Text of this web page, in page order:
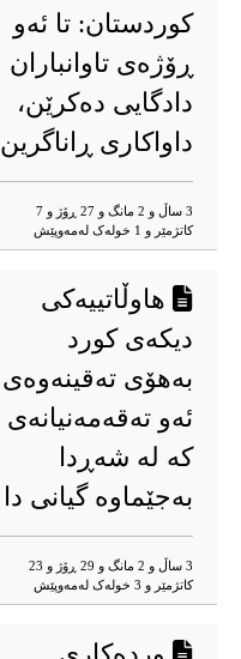
کوردستان: تا ئەو
ڕۆژەی تاوانباران
دادگایی دەکرێن،
داواکاری ڕاناگرین
3 ساڵ و 2 مانگ و 27 ڕۆژ و 7
کاتژمێر و 1 خوله‌ک له‌مه‌وپێش‌
هاوڵاتییەکی
دیکەی کورد
بەهۆی تەقینەوەی
ئەو تەقەمەنیانەی
کە لە شەڕدا
بەجێماوە گیانی دا
3 ساڵ و 2 مانگ و 29 ڕۆژ و 23
کاتژمێر و 3 خوله‌ک له‌مه‌وپێش‌